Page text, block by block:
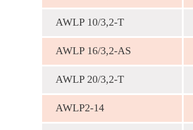
AWLP 10/3,2-Т
AWLP 16/3,2-AS
AWLP 20/3,2-T
AWLP2-14